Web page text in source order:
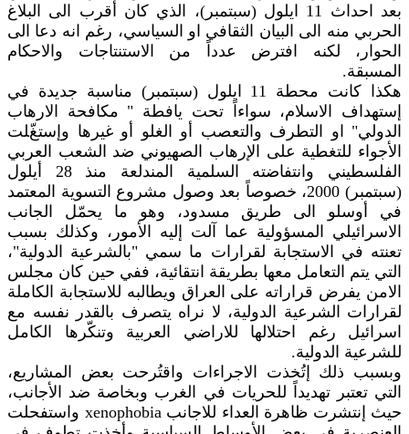
بعد احداث 11 ايلول (سبتمبر)، الذي كان أقرب الى البلاغ
الحربي منه الى البيان الثقافي او السياسي، رغم انه دعا الى
الحوار، لكنه افترض عدداً من الاستنتاجات والاحكام
المسبقة.
هكذا كانت محطة 11 ايلول (سبتمبر) مناسبة جديدة في
إستهداف الاسلام، سواءاً تحت يافطة " مكافحة الارهاب
الدولي" او التطرف والتعصب أو الغلو أو غيرها وإستغّلت
الأجواء للتغطية على الإرهاب الصهيوني ضد الشعب العربي
الفلسطيني وانتفاضته السلمية المندلعة منذ 28 أيلول
(سبتمبر) 2000، خصوصاً بعد وصول مشروع التسوية المعتمد
في أوسلو الى طريق مسدود، وهو ما يحمّل الجانب
الاسرائيلي المسؤولية عما آلت إليه الأمور، وكذلك بسبب
تعنته في الاستجابة لقرارات ما سمي "بالشرعية الدولية"،
التي يتم التعامل معها بطريقة انتقائية، ففي حين كان مجلس
الامن يفرض قراراته على العراق ويطالبه للاستجابة الكاملة
لقرارات الشرعية الدولية، لا نراه يتصرف بالقدر نفسه مع
اسرائيل رغم احتلالها للاراضي العربية وتنكّرها الكامل
للشرعية الدولية.
وبسبب ذلك إتُخذت الاجراءات واقتُرحت بعض المشاريع،
التي تعتبر تهديداً للحريات في الغرب وبخاصة ضد الأجانب،
حيث إنتشرت ظاهرة العداء للاجانب xenophobia واستفحلت